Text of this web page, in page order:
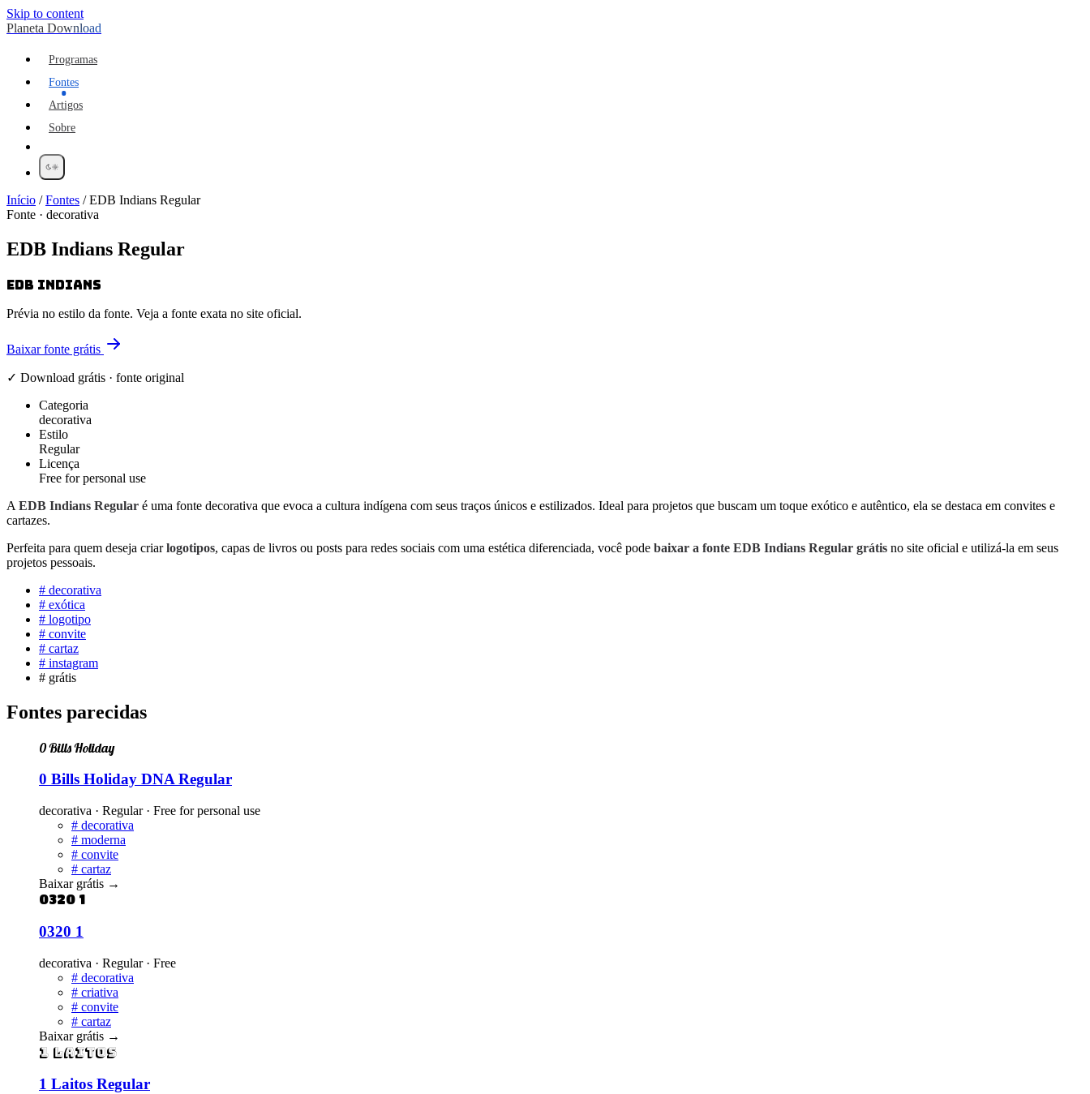
Skip to content
Planeta Download
Programas
Fontes
Artigos
Sobre
Início /Fontes /EDB Indians Regular
Fonte · decorativa
EDB Indians Regular
EDB Indians
Prévia no estilo da fonte. Veja a fonte exata no site oficial.
Baixar fonte grátis
✓ Download grátis · fonte original
Categoria
decorativa
Estilo
Regular
Licença
Free for personal use
A EDB Indians Regular é uma fonte decorativa que evoca a cultura indígena com seus traços únicos e estilizados. Ideal para projetos que buscam um toque exótico e autêntico, ela se destaca em convites e
cartazes.
Perfeita para quem deseja criarlogotipos, capas de livros ou posts para redes sociais com uma estética diferenciada, você pode baixar a fonte EDB Indians Regular grátis no site oficial e utilizá-la em seus
projetos pessoais.
# decorativa
# exótica
# logotipo
# convite
# cartaz
# instagram
# grátis
Fontes parecidas
0 Bills Holiday
0 Bills Holiday DNA Regular
decorativa · Regular · Free for personal use
# decorativa
# moderna
# convite
# cartaz
Baixar grátis →
0320 1
0320 1
decorativa · Regular · Free
# decorativa
# criativa
# convite
# cartaz
Baixar grátis →
1 Laitos
1 Laitos Regular